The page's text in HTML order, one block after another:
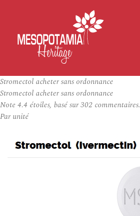
Stromectol acheter sans ordonnance
Stromectol acheter sans ordonnance
Note 4.4 étoiles, basé sur302 commentaires.
Par unité